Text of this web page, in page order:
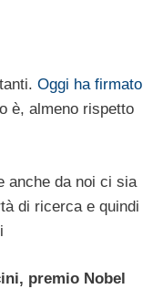
Oggi ha firmato
è, almeno rispetto
anche da noi ci sia
di ricerca e quindi
premio Nobel